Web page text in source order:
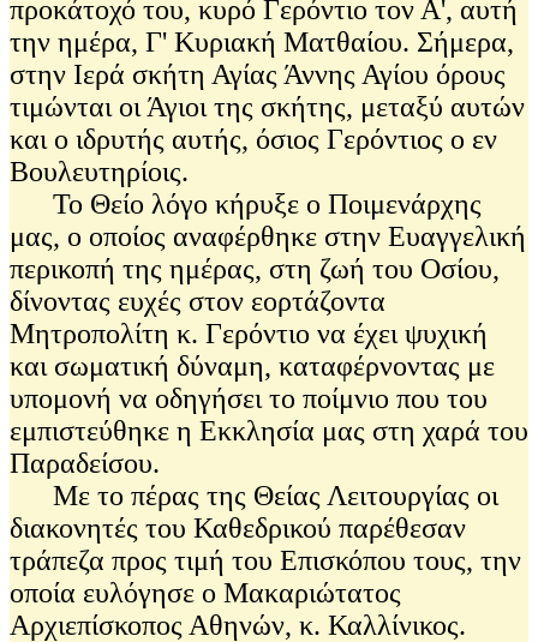
προκάτοχό του, κυρό Γερόντιο τον Α', αυτή
την ημέρα, Γ' Κυριακή Ματθαίου. Σήμερα,
στην Ιερά σκήτη Αγίας Άννης Αγίου όρους
τιμώνται οι Άγιοι της σκήτης, μεταξύ αυτών
και ο ιδρυτής αυτής, όσιος Γερόντιος ο εν
Βουλευτηρίοις.
Το Θείο λόγο κήρυξε ο Ποιμενάρχης
μας, ο οποίος αναφέρθηκε στην Ευαγγελική
περικοπή της ημέρας, στη ζωή του Οσίου,
δίνοντας ευχές στον εορτάζοντα
Μητροπολίτη κ. Γερόντιο να έχει ψυχική
και σωματική δύναμη, καταφέρνοντας με
υπομονή να οδηγήσει το ποίμνιο που του
εμπιστεύθηκε η Εκκλησία μας στη χαρά του
Παραδείσου.
Με το πέρας της Θείας Λειτουργίας οι
διακονητές του Καθεδρικού παρέθεσαν
τράπεζα προς τιμή του Επισκόπου τους, την
οποία ευλόγησε ο Μακαριώτατος
Αρχιεπίσκοπος Αθηνών, κ. Καλλίνικος.